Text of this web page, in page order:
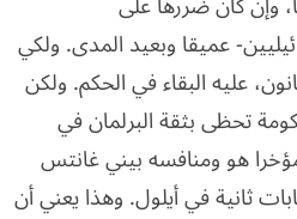
عميقا وبعيد المدى. ولكي
عليه البقاء في الحكم. ولكن
تحظى بثقة البرلمان في
هو ومنافسه بيني غانتس
ثانية في أيلول. وهذا يعني أن